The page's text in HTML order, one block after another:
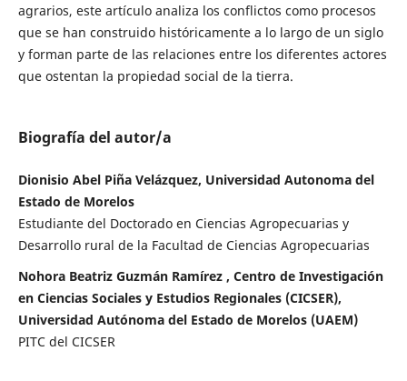
agrarios, este artículo analiza los conflictos como procesos
que se han construido históricamente a lo largo de un siglo
y forman parte de las relaciones entre los diferentes actores
que ostentan la propiedad social de la tierra.
Biografía del autor/a
Dionisio Abel Piña Velázquez, Universidad Autonoma del
Estado de Morelos
Estudiante del Doctorado en Ciencias Agropecuarias y
Desarrollo rural de la Facultad de Ciencias Agropecuarias
Nohora Beatriz Guzmán Ramírez , Centro de Investigación
en Ciencias Sociales y Estudios Regionales (CICSER),
Universidad Autónoma del Estado de Morelos (UAEM)
PITC del CICSER